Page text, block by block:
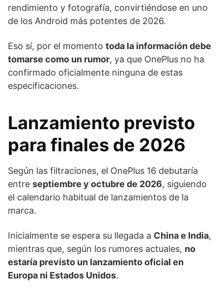
rendimiento y fotografía, convirtiéndose en uno
de los Android más potentes de 2026.
Eso sí, por el momento toda la información debe
tomarse como un rumor, ya que OnePlus no ha
confirmado oficialmente ninguna de estas
especificaciones.
Lanzamiento previsto
para finales de 2026
Según las filtraciones, el OnePlus 16 debutaría
entre septiembre y octubre de 2026, siguiendo
el calendario habitual de lanzamientos de la
marca.
Inicialmente se espera su llegada a China e India,
mientras que, según los rumores actuales, no
estaría previsto un lanzamiento oficial en
Europa ni Estados Unidos.